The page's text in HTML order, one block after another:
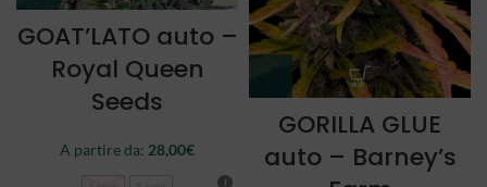
GOAT’LATO auto –
Royal Queen
Seeds
A partire da: 28,00€
GORILLA GLUE
auto – Barney’s